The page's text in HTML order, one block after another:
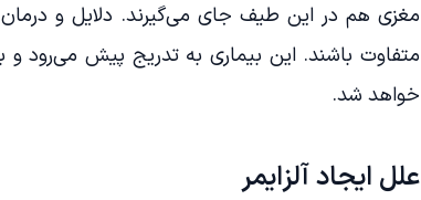
مغزی هم در این طیف جای می‌گیرند. دلایل و
متفاوت باشند. این بیماری به تدریج پیش می‌رود
خواهد شد.
علل ایجاد آلزایمر